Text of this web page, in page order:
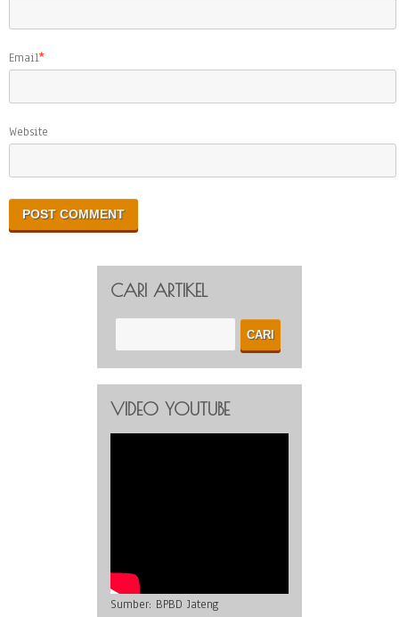
Email*
Website
CARI ARTIKEL
VIDEO YOUTUBE
Sumber: BPBD Jateng